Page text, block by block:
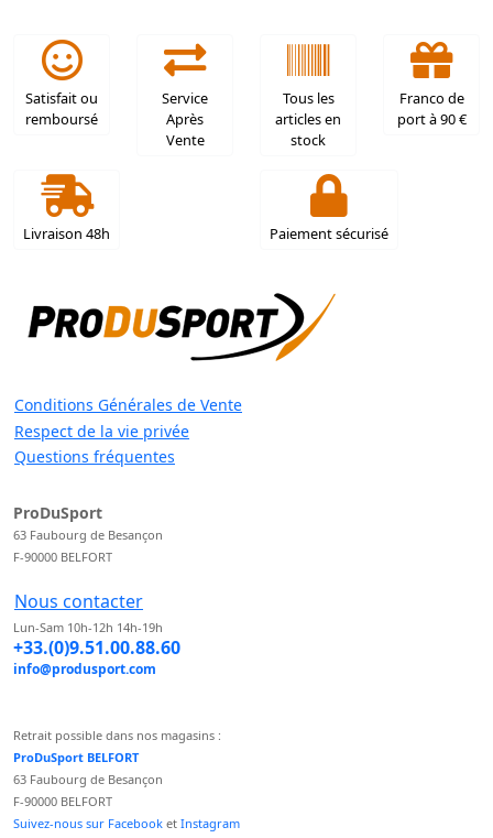
Satisfait ou
remboursé
Service
Après
Vente
Tous les
articles en
stock
Franco de
port à 90 €
Livraison 48h Paiement sécurisé
Conditions Générales de Vente
Respect de la vie privée
Questions fréquentes
ProDuSport
63 Faubourg de Besançon
F-90000 BELFORT
Nous contacter
Lun-Sam 10h-12h 14h-19h
+33.(0)9.51.00.88.60
info@produsport.com
Retrait possible dans nos magasins :
ProDuSport BELFORT
63 Faubourg de Besançon
F-90000 BELFORT
Suivez-nous sur Facebook et Instagram